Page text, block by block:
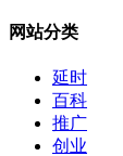
网站分类
延时
百科
推广
创业